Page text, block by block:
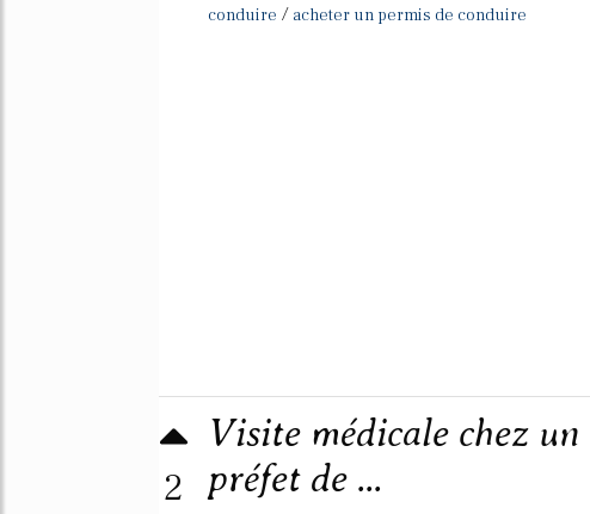
conduire / acheter un permis de conduire
2
Visite médicale chez
préfet de ...